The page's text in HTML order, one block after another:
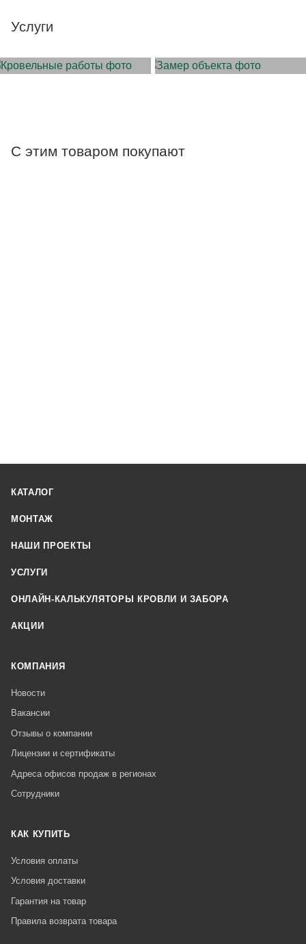
Услуги
С этим товаром покупают
КАТАЛОГ
МОНТАЖ
НАШИ ПРОЕКТЫ
УСЛУГИ
ОНЛАЙН-КАЛЬКУЛЯТОРЫ КРОВЛИ И ЗАБОРА
АКЦИИ
КОМПАНИЯ
Новости
Вакансии
Отзывы о компании
Лицензии и сертификаты
Адреса офисов продаж в регионах
Сотрудники
КАК КУПИТЬ
Условия оплаты
Условия доставки
Гарантия на товар
Правила возврата товара